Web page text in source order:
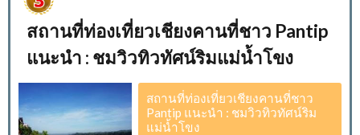
สถานที่ท่องเที่ยวเชียงคานที่ชาว Pantip
แนะนำ : ชมวิวทิวทัศน์ริมแม่น้ำโขง
สถานที่ท่องเที่ยวเชียงคานที่ชาว
Pantip แนะนำ : ชมวิวทิวทัศน์ริม
แม่น้ำโขง